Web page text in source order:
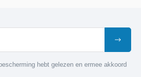
hebt gelezen en ermee akkoord